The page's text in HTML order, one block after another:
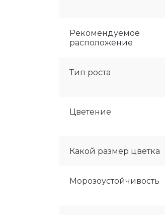
Рекомендуемое
расположение
Тип роста
Цветение
Какой размер цветка
Морозоустойчивость